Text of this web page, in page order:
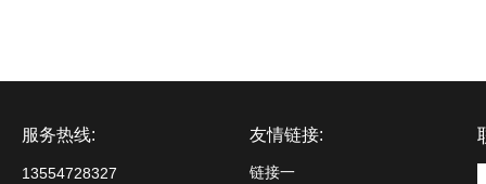
服务热线:
13554728327
友情链接:
链接一